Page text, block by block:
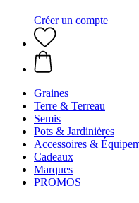
Créer un compte
Graines
Terre & Terreau
Semis
Pots & Jardinières
Accessoires &
Cadeaux
Marques
PROMOS